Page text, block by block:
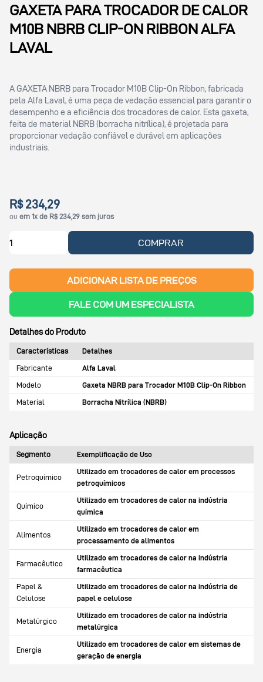
GAXETA PARA TROCADOR DE CALOR
M10B NBRB CLIP-ON RIBBON ALFA
LAVAL
A GAXETA NBRB para Trocador M10B Clip-On Ribbon, fabricada
pela Alfa Laval, é uma peça de vedação essencial para garantir o
desempenho e a eficiência dos trocadores de calor. Esta gaxeta,
feita de material NBRB (borracha nitrílica), é projetada para
proporcionar vedação confiável e durável em aplicações
industriais.
R$ 234,29
ou em 1x de R$ 234,29 sem juros
COMPRAR
ADICIONAR LISTA DE PREÇOS
FALE COM UM ESPECIALISTA
Detalhes do Produto
Características
Detalhes
Fabricante
Alfa Laval
Modelo
Gaxeta NBRB para Trocador M10B Clip-On Ribbon
Material
Borracha Nitrílica (NBRB)
Aplicação
Segmento Exemplificação de Uso
Petroquímico
Utilizado em trocadores de calor em processos
petroquímicos
Químico
Utilizado em trocadores de calor na indústria
química
Alimentos
Utilizado em trocadores de calor em
processamento de alimentos
Farmacêutico
Utilizado em trocadores de calor na indústria
farmacêutica
Papel &
Celulose
Utilizado em trocadores de calor na indústria de
papel e celulose
Metalúrgico
Utilizado em trocadores de calor na indústria
metalúrgica
Energia
Utilizado em trocadores de calor em sistemas de
geração de energia